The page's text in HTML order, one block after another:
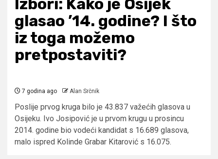
Izbori: Kako je Osijek
glasao ’14. godine? I što
iz toga možemo
pretpostaviti?
7 godina ago Alan Srčnik
Poslije prvog kruga bilo je 43.837 važećih glasova u
Osijeku. Ivo Josipović je u prvom krugu u prosincu
2014. godine bio vodeći kandidat s 16.689 glasova,
malo ispred Kolinde Grabar Kitarović s 16.075.